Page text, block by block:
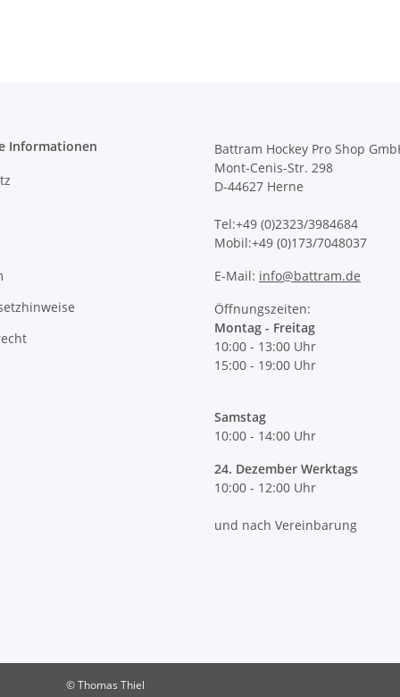
Informationen
Battram Hockey Pro Shop
Mont-Cenis-Str. 298
D-44627 Herne
Tel:+49 (0)2323/3984684
Mobil:+49 (0)173/7048037
E-Mail: info@battram.de
Öffnungszeiten:
Montag - Freitag
10:00 - 13:00 Uhr
15:00 - 19:00 Uhr
Samstag
10:00 - 14:00 Uhr
24. Dezember Werktags
10:00 - 12:00 Uhr
und nach Vereinbarung
© Thomas Thiel